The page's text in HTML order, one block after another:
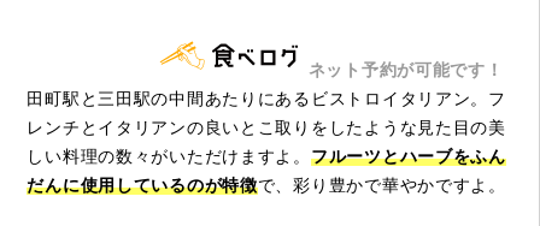
ネット予約が可能です！
田町駅と三田駅の中間あたりにあるビストロイタリアン。フ
レンチとイタリアンの良いとこ取りをしたような見た目の美
しい料理の数々がいただけますよ。 フルーツとハーブをふん
だんに使用しているのが特徴で、彩り豊かで華やかですよ。